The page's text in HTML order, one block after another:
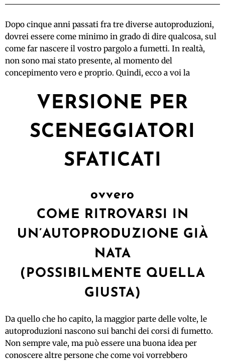
Dopo cinque anni passati fra tre diverse autoproduzioni,
dovrei essere come minimo in grado di dire qualcosa, sul
come far nascere il vostro pargolo a fumetti. In realtà,
non sono mai stato presente, al momento del
concepimento vero e proprio. Quindi, ecco a voi la
VERSIONE PER
SCENEGGIATORI
SFATICATI
ovvero
COME RITROVARSI IN
UN’AUTOPRODUZIONE GIÀ
NATA
(POSSIBILMENTE QUELLA
GIUSTA)
Da quello che ho capito, la maggior parte delle volte, le
autoproduzioni nascono sui banchi dei corsi di fumetto.
Non sempre vale, ma può essere una buona idea per
conoscere altre persone che come voi vorrebbero